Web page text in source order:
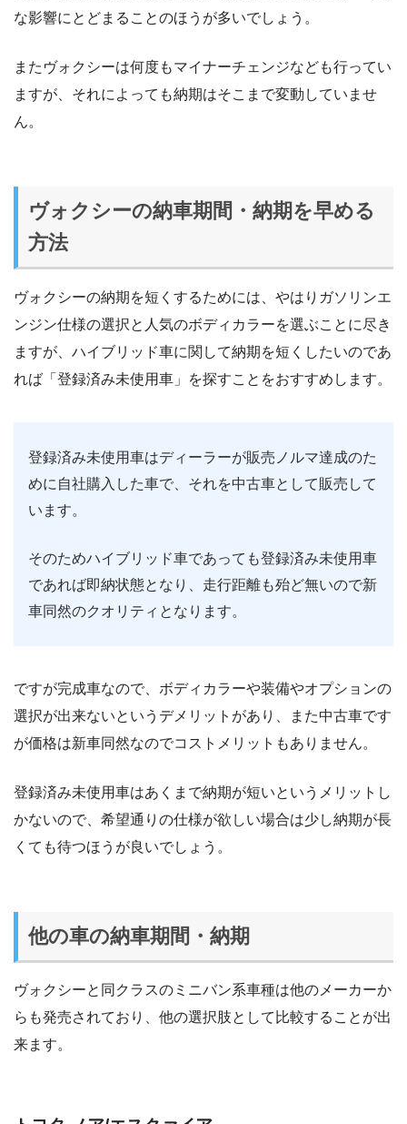
な影響にとどまることのほうが多いでしょう。
またヴォクシーは何度もマイナーチェンジなども行ってい
ますが、それによっても納期はそこまで変動していませ
ん。
ヴォクシーの納車期間・納期を早める
方法
ヴォクシーの納期を短くするためには、やはりガソリンエ
ンジン仕様の選択と人気のボディカラーを選ぶことに尽き
ますが、ハイブリッド車に関して納期を短くしたいのであ
れば「登録済み未使用車」を探すことをおすすめします。
登録済み未使用車はディーラーが販売ノルマ達成のた
めに自社購入した車で、それを中古車として販売して
います。
そのためハイブリッド車であっても登録済み未使用車
であれば即納状態となり、走行距離も殆ど無いので新
車同然のクオリティとなります。
ですが完成車なので、ボディカラーや装備やオプションの
選択が出来ないというデメリットがあり、また中古車です
が価格は新車同然なのでコストメリットもありません。
登録済み未使用車はあくまで納期が短いというメリットし
かないので、希望通りの仕様が欲しい場合は少し納期が長
くても待つほうが良いでしょう。
他の車の納車期間・納期
ヴォクシーと同クラスのミニバン系車種は他のメーカーか
らも発売されており、他の選択肢として比較することが出
来ます。